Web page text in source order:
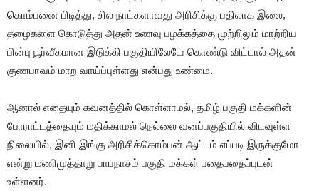
கொம்பனை பிடித்து, சில நாட்களாவது அரிசிக்கு பதிலாக இலை,
தழைகளை கொடுத்து அதன் உணவு பழக்கத்தை முற்றிலும் மாற்றிய
பின்பு பூர்வீகமான இடுக்கி பகுதியிலேயே கொண்டு விட்டால் அதன்
குணபாவம் மாற வாய்ப்புள்ளது என்பது உண்மை.
ஆனால் எதையும் கவனத்தில் கொள்ளாமல், தமிழ் பகுதி மக்களின்
போராட்டத்தையும் மதிக்காமல் நெல்லை வனப்பகுதியில் விடவுள்ள
நிலையில், இனி இங்கு அரிசிக்கொம்பன் ஆட்டம் எப்படி இருக்குமோ
என்று மணிமுத்தாறு பாபநாசம் பகுதி மக்கள் பதைபதைப்புடன்
உள்ளனர்.